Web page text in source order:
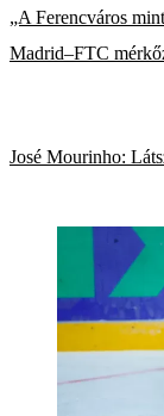
„A Ferencváros
Madrid–FTC
José Mourinho: